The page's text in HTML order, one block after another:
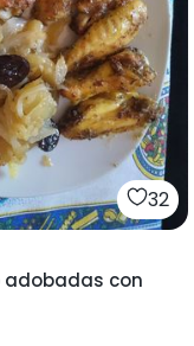
32
adobadas con